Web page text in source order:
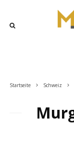
Startseite Schweiz